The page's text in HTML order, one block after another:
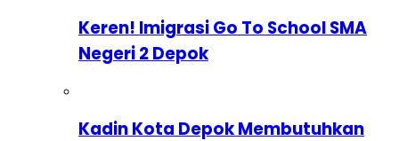
Keren! Imigrasi Go To School SMA
Negeri 2 Depok
Kadin Kota Depok Membutuhkan